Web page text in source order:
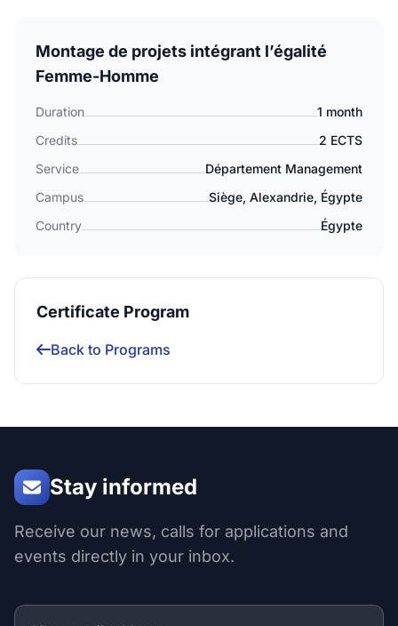
Montage de projets intégrant l’égalité
Femme-Homme
Duration
1 month
Credits
2 ECTS
Service
Département Management
Campus
Siège, Alexandrie, Égypte
Country
Égypte
Certificate Program
Back to Programs
Stay informed
Receive our news, calls for applications and
events directly in your inbox.